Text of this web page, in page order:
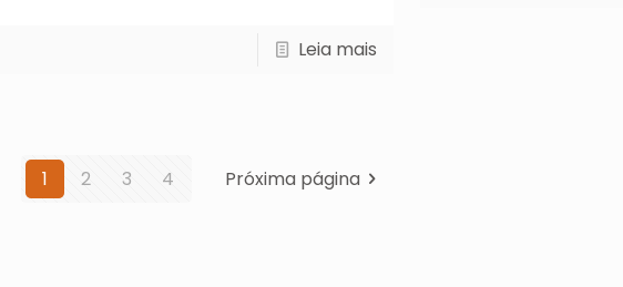
Leia mais
1 2 3 4 Próxima página